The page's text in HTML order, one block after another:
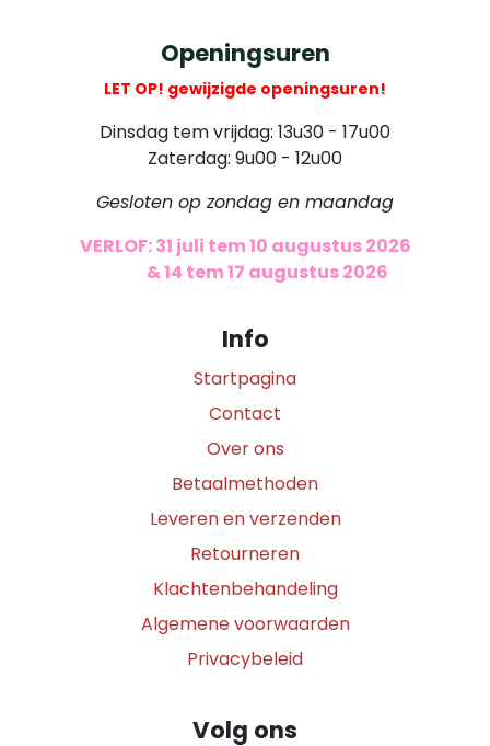
Openingsuren
LET OP! gewijzigde openingsuren!
Dinsdag tem vrijdag: 13u30 - 17u00
Zaterdag: 9u00 - 12u00
Gesloten op zondag en maandag
VERLOF: 31 juli tem 10 augustus 2026
& 14 tem 17 augustus 2026
Info
Startpagina
Contact
Over ons
Betaalmethoden
Leveren en verzenden
Retourneren
Klachtenbehandeling
Algemene voorwaarden
Privacybeleid
Volg ons